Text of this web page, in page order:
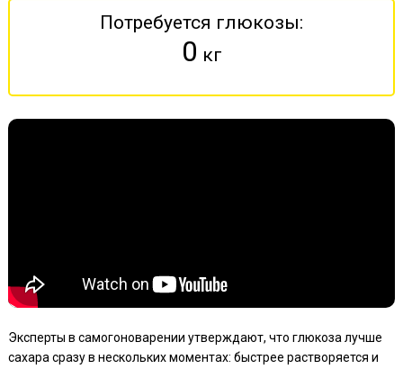
Потребуется глюкозы:
0 кг
Эксперты в самогоноварении утверждают, что глюкоза лучше
сахара сразу в нескольких моментах: быстрее растворяется и